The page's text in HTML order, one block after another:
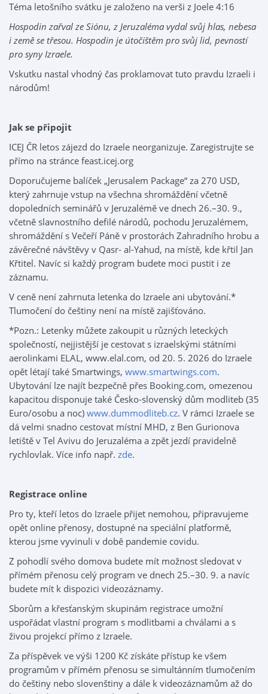
Téma letošního svátku je založeno na verši z Joele 4:16
Hospodin zařval ze Siónu, z Jeruzaléma vydal svůj hlas, nebesa
i země se třesou. Hospodin je útočištěm pro svůj lid, pevností
pro syny Izraele.
Vskutku nastal vhodný čas proklamovat tuto pravdu Izraeli i
národům!
Jak se připojit
ICEJ ČR letos zájezd do Izraele neorganizuje. Zaregistrujte se
přímo na stránce feast.icej.org
Doporučujeme balíček „Jerusalem Package“ za 270 USD,
který zahrnuje vstup na všechna shromáždění včetně
dopoledních seminářů v Jeruzalémě ve dnech 26.–30. 9.,
včetně slavnostního defilé národů, pochodu Jeruzalémem,
shromáždění s Večeří Páně v prostorách Zahradního hrobu a
závěrečné návštěvy v Qasr- al-Yahud, na místě, kde křtil Jan
Křtitel. Navíc si každý program budete moci pustit i ze
záznamu.
V ceně není zahrnuta letenka do Izraele ani ubytování.*
Tlumočení do češtiny není na místě zajišťováno.
*Pozn.: Letenky můžete zakoupit u různých leteckých
společností, nejjistější je cestovat s izraelskými státními
aerolinkami ELAL, www.elal.com, od 20. 5. 2026 do Izraele
opět létají také Smartwings, www.smartwings.com.
Ubytování lze najít bezpečně přes Booking.com, omezenou
kapacitou disponuje také Česko-slovenský dům modliteb (35
Euro/osobu a noc) www.dummodliteb.cz. V rámci Izraele se
dá velmi snadno cestovat místní MHD, z Ben Gurionova
letiště v Tel Avivu do Jeruzaléma a zpět jezdí pravidelně
rychlovlak. Více info např. zde.
Registrace online
Pro ty, kteří letos do Izraele přijet nemohou, připravujeme
opět online přenosy, dostupné na speciální platformě,
kterou jsme vyvinuli v době pandemie covidu.
Z pohodlí svého domova budete mít možnost sledovat v
přímém přenosu celý program ve dnech 25.–30. 9. a navíc
budete mít k dispozici videozáznamy.
Sborům a křesťanským skupinám registrace umožní
uspořádat vlastní program s modlitbami a chválami a s
živou projekcí přímo z Izraele.
Za příspěvek ve výši 1200 Kč získáte přístup ke všem
programům v přímém přenosu se simultánním tlumočením
do češtiny nebo slovenštiny a dále k videozáznamům až do